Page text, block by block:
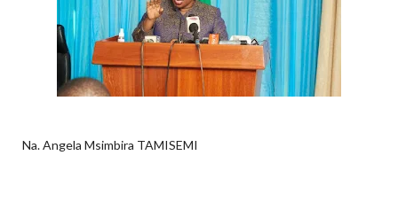
OKULY BLOG Aug 08 2026
Na. Angela Msimbira TAMISEMI